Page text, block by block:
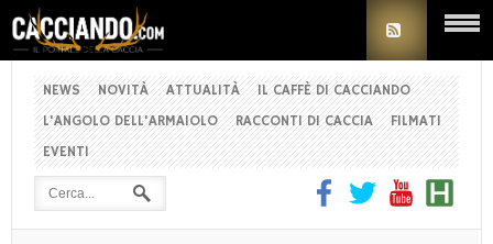
NEWS NOVITÀ ATTUALITÀ
IL CAFFÈ DI CACCIANDO
L'ANGOLO DELL'ARMAIOLO
RACCONTI DI CACCIA
FILMATI
EVENTI